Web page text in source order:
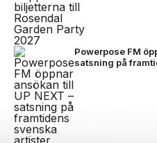
Powerpose FM
satsning på